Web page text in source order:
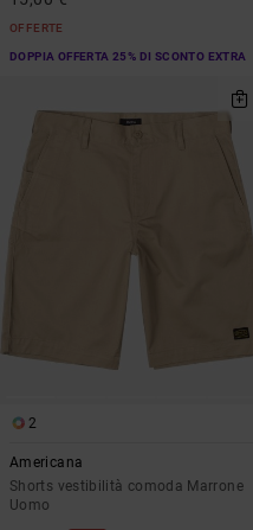
OFFERTE
DOPPIA OFFERTA 25% DI SCONTO EXTRA
2
Americana
Shorts vestibilità comoda Marrone
Uomo